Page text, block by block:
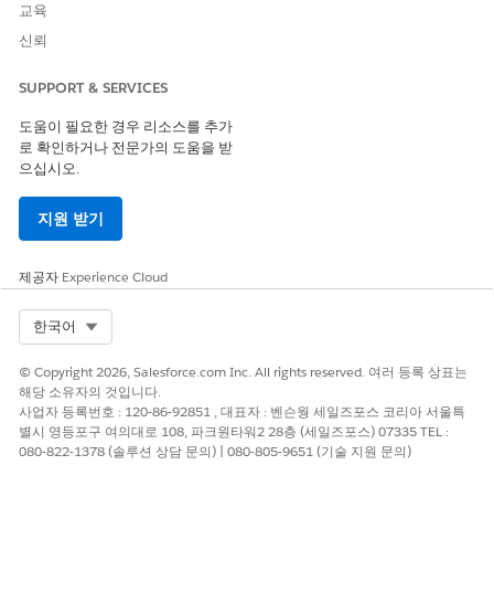
교육
신뢰
SUPPORT & SERVICES
도움이 필요한 경우 리소스를 추가
로 확인하거나 전문가의 도움을 받
으십시오.
지원 받기
제공자 Experience Cloud
한국어
© Copyright 2026, Salesforce.com Inc. All rights reserved. 여러 등록 상표는
해당 소유자의 것입니다.
사업자 등록번호 : 120-86-92851 , 대표자 : 벤슨웡 세일즈포스 코리아 서울특
별시 영등포구 여의대로 108, 파크원타워2 28층 (세일즈포스) 07335 TEL :
080-822-1378 (솔루션 상담 문의) | 080-805-9651 (기술 지원 문의)